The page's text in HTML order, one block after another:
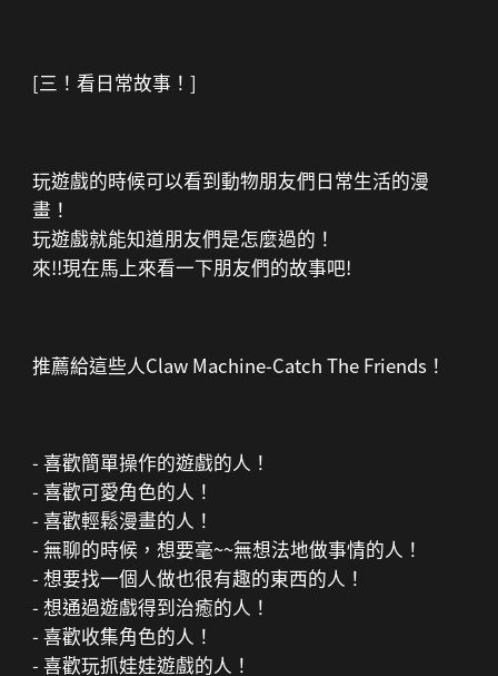
[三！看日常故事！]
玩遊戲的時候可以看到動物朋友們日常生活的漫
畫！
玩遊戲就能知道朋友們是怎麼過的！
來!!現在馬上來看一下朋友們的故事吧!
推薦給這些人Claw Machine-Catch The Friends！
- 喜歡簡單操作的遊戲的人！
- 喜歡可愛角色的人！
- 喜歡輕鬆漫畫的人！
- 無聊的時候，想要毫~~無想法地做事情的人！
- 想要找一個人做也很有趣的東西的人！
- 想通過遊戲得到治癒的人！
- 喜歡收集角色的人！
- 喜歡玩抓娃娃遊戲的人！